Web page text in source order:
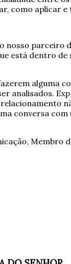
como aplicar
nosso parceiro
está dentro
alguma
analisados.
conversa com
Membro